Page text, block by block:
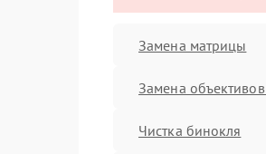
Замена матрицы
Замена
Чистка бинокля